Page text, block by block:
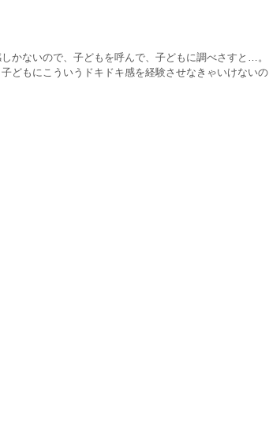
かないので、子どもを呼んで、子どもに調べさすと…。
どもにこういうドキドキ感を経験させなきゃいけないの